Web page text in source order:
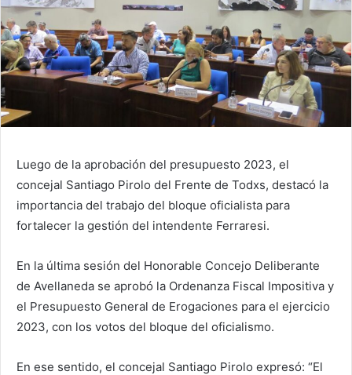
Luego de la aprobación del presupuesto 2023, el
concejal Santiago Pirolo del Frente de Todxs, destacó la
importancia del trabajo del bloque oficialista para
fortalecer la gestión del intendente Ferraresi.
En la última sesión del Honorable Concejo Deliberante
de Avellaneda se aprobó la Ordenanza Fiscal Impositiva y
el Presupuesto General de Erogaciones para el ejercicio
2023, con los votos del bloque del oficialismo.
En ese sentido, el concejal Santiago Pirolo expresó: “El